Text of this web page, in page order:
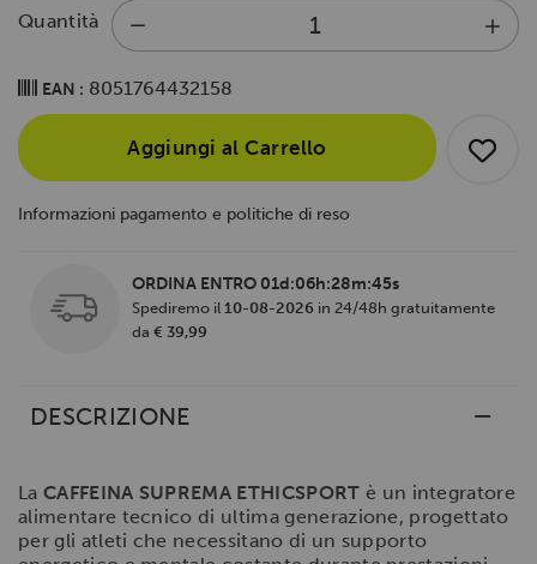
Quantità
EAN : 8051764432158
Aggiungi al Carrello
Informazioni pagamento e politiche di reso
ORDINA ENTRO 01d:06h:28m:45s
Spediremo il 10-08-2026 in 24/48h gratuitamente
da € 39,99
DESCRIZIONE
La CAFFEINA SUPREMA ETHICSPORT è un integratore
alimentare tecnico di ultima generazione, progettato
per gli atleti che necessitano di un supporto